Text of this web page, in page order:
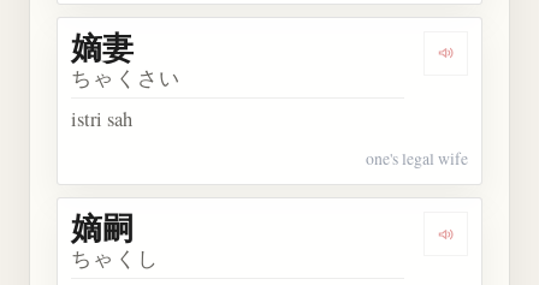
Dengarkan
嫡妻
ちゃくさい
istri sah
one's legal wife
Dengarkan
嫡嗣
ちゃくし